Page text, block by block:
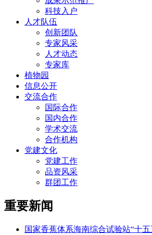
科技入户
人才队伍
创新团队
专家风采
人才动态
专家库
植物园
信息公开
交流合作
国际合作
国内合作
学术交流
合作机构
党建文化
党建工作
品资风采
群团工作
重要新闻
国家香蕉体系海南综合试验站“十